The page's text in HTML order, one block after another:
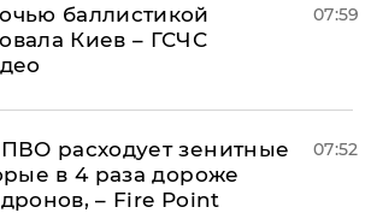
баллистикой
Киев – ГСЧС
07:59
расходует зенитные
в 4 раза дороже
– Fire Point
07:52